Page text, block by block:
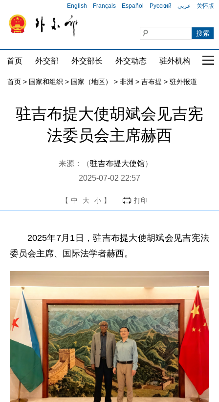
English Français Español Русский عربي 关怀版
首页 外交部 外交部长 外交动态 驻外机构 国
首页 > 国家和组织 > 国家（地区） > 非洲 > 吉布提 > 驻外报道
驻吉布提大使胡斌会见吉宪
法委员会主席赫西
来源：（驻吉布提大使馆）
2025-07-02 22:57
【 中 大 小 】 打印
2025年7月1日，驻吉布提大使胡斌会见吉宪法
委员会主席、国际法学者赫西。